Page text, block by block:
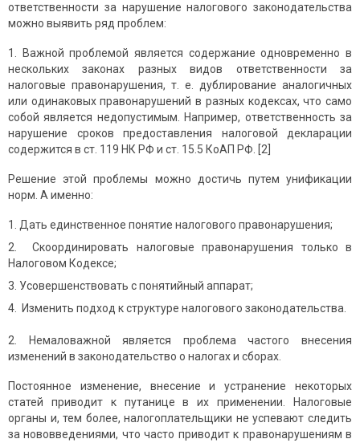
ответственности за нарушение налогового законодательства
можно выявить ряд проблем:
1. Важной проблемой является содержание одновременно в
нескольких законах разных видов ответственности за
налоговые правонарушения, т. е. дублирование аналогичных
или одинаковых правонарушений в разных кодексах, что само
собой является недопустимым. Например, ответственность за
нарушение сроков предоставления налоговой декларации
содержится в ст. 119 НК РФ и ст. 15.5 КоАП РФ. [2]
Решение этой проблемы можно достичь путем унификации
норм. А именно:
Дать единственное понятие налогового правонарушения;
Скоординировать налоговые правонарушения только в
Налоговом Кодексе;
Усовершенствовать с понятийный аппарат;
Изменить подход к структуре налогового законодательства.
2. Немаловажной является проблема частого внесения
изменений в законодательство о налогах и сборах.
Постоянное изменение, внесение и устранение некоторых
статей приводит к путанице в их применении. Налоговые
органы и, тем более, налогоплательщики не успевают следить
за нововведениями, что часто приводит к правонарушениям в